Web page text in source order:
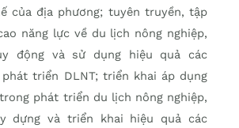
của địa phương; tuyên truyền, tập
năng lực về du lịch nông nghiệp,
động và sử dụng hiệu quả các
triển DLNT; triển khai áp dụng
phát triển du lịch nông nghiệp,
dựng và triển khai hiệu quả các